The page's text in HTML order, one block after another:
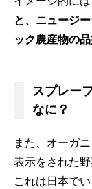
と、ニュージ
ック農産物の
スプレー
なに？
また、オーガ
表示をされた
これは日本で